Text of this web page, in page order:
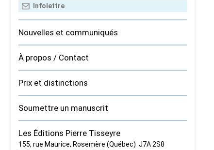
Nouvelles et communiqués
À propos / Contact
Prix et distinctions
Soumettre un manuscrit
Les Éditions Pierre Tisseyre
155, rue Maurice, Rosemère (Québec) J7A 2S8